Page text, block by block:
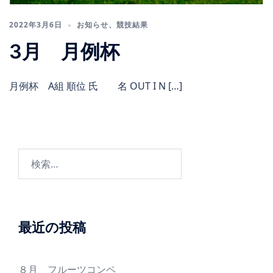
2022年3月6日 お知らせ、 競技結果
3月 月例杯
月例杯 A組 順位 氏 名 OUT I N […]
最近の投稿
８月 フルーツコンペ